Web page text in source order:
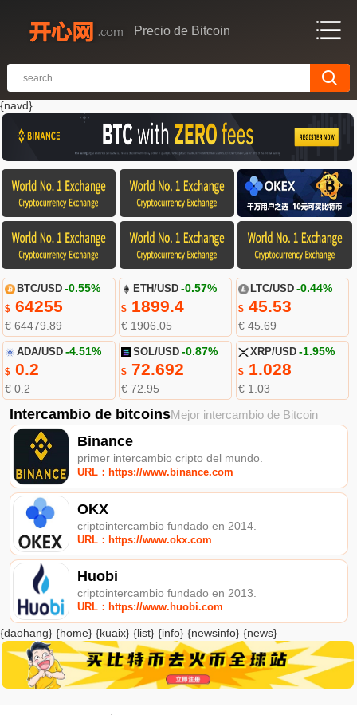
Precio de Bitcoin
{navd}
BTC/USD -0.55%
$64255
€ 64479.89
ETH/USD -0.57%
$ 1899.4
€ 1906.05
LTC/USD -0.44%
$45.53
€ 45.69
ADA/USD -4.51%
$0.2
€ 0.2
SOL/USD -0.87%
$ 72.692
€ 72.95
XRP/USD -1.95%
$1.028
€ 1.03
Intercambio de bitcoinsMejor intercambio de Bitcoin
Binance
primer intercambio cripto del mundo.
URL：https://www.binance.com
OKX
criptointercambio fundado en 2014.
URL：https://www.okx.com
Huobi
criptointercambio fundado en 2013.
URL：https://www.huobi.com
{daohang} {home} {kuaix} {list} {info} {newsinfo} {news}